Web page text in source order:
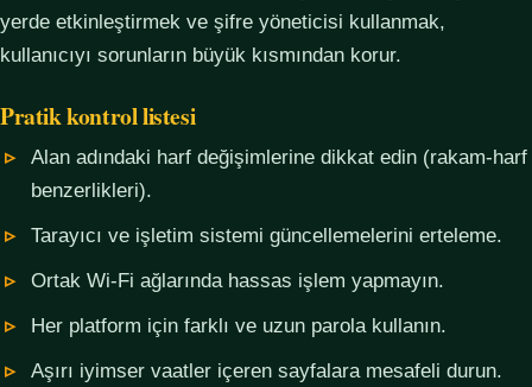
yerde etkinleştirmek ve şifre yöneticisi kullanmak,
kullanıcıyı sorunların büyük kısmından korur.
Pratik kontrol listesi
Alan adındaki harf değişimlerine dikkat edin (rakam-harf
benzerlikleri).
Tarayıcı ve işletim sistemi güncellemelerini erteleme.
Ortak Wi-Fi ağlarında hassas işlem yapmayın.
Her platform için farklı ve uzun parola kullanın.
Aşırı iyimser vaatler içeren sayfalara mesafeli durun.